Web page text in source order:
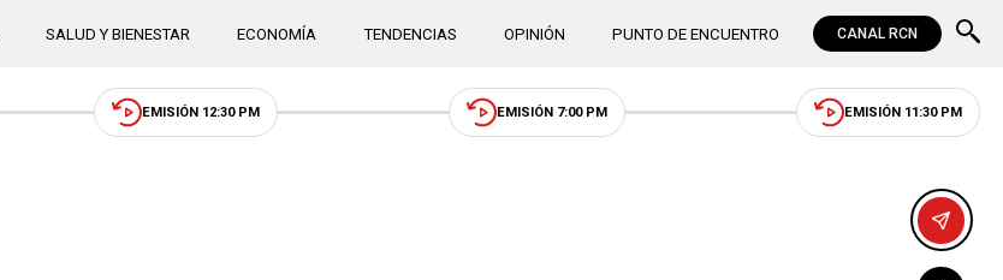
SALUD Y BIENESTAR ECONOMÍA TENDENCIAS OPINIÓN PUNTO DE ENCUENTRO CANAL RCN
EMISIÓN 12:30 PM EMISIÓN 7:00 PM EMISIÓN 11:30 PM